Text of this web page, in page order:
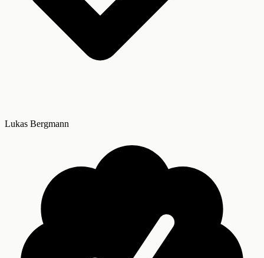
Lukas Bergmann